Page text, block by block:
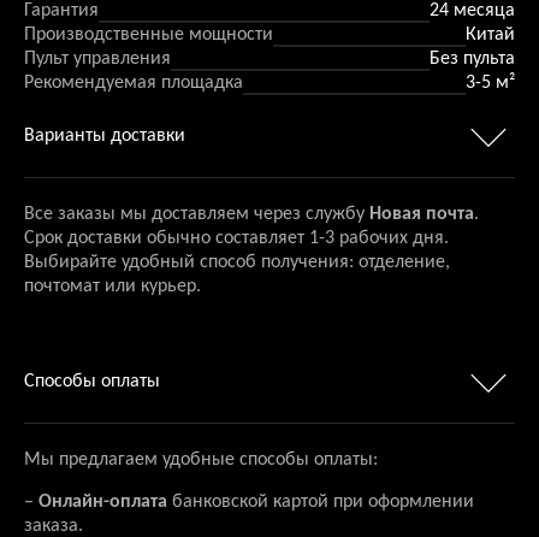
Гарантия
24 месяца
Производственные мощности
Китай
Пульт управления
Без пульта
Рекомендуемая площадка
3-5 м²
Варианты доставки
Все заказы мы доставляем через службу Новая почта.
Срок доставки обычно составляет 1-3 рабочих дня.
Выбирайте удобный способ получения: отделение,
почтомат или курьер.
Способы оплаты
Мы предлагаем удобные способы оплаты:
– Онлайн-оплата банковской картой при оформлении
заказа.